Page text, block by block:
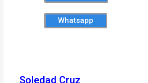
Whatsapp
Soledad Cruz